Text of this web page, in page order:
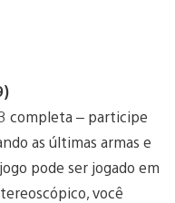
completa – participe
as últimas armas e
pode ser jogado em
você